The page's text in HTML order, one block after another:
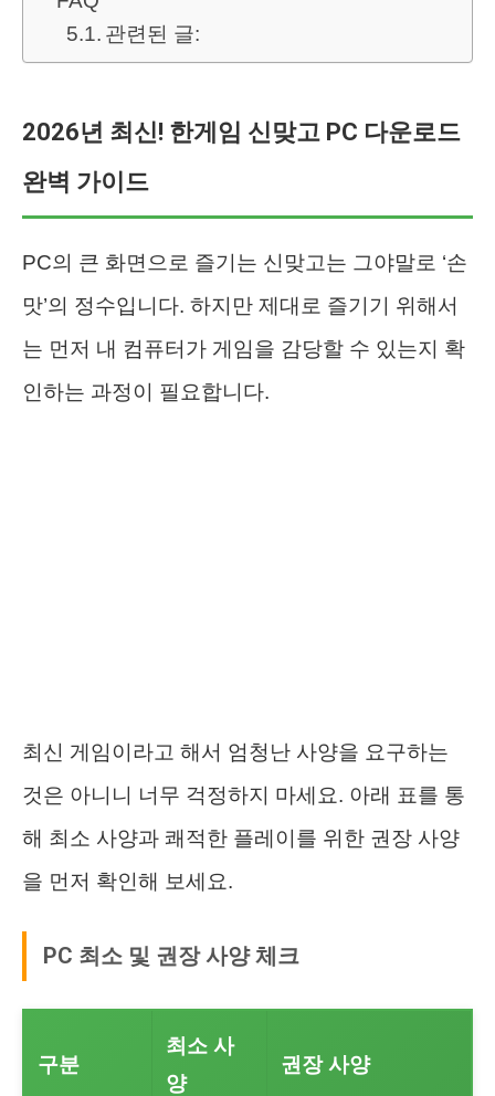
관련된 글:
2026년 최신! 한게임 신맞고 PC 다운로드
완벽 가이드
PC의 큰 화면으로 즐기는 신맞고는 그야말로 ‘손
맛’의 정수입니다. 하지만 제대로 즐기기 위해서
는 먼저 내 컴퓨터가 게임을 감당할 수 있는지 확
인하는 과정이 필요합니다.
최신 게임이라고 해서 엄청난 사양을 요구하는
것은 아니니 너무 걱정하지 마세요. 아래 표를 통
해 최소 사양과 쾌적한 플레이를 위한 권장 사양
을 먼저 확인해 보세요.
PC 최소 및 권장 사양 체크
구분
최소 사
양
권장 사양